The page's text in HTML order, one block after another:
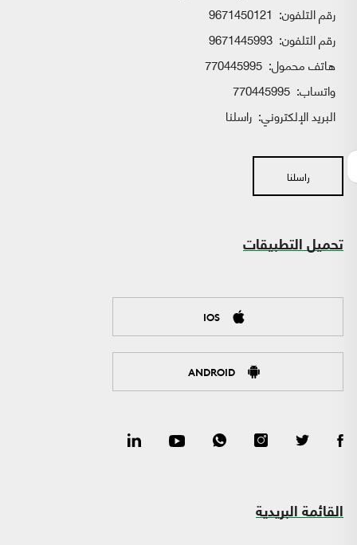
رقم التلفون: 9671450121
رقم التلفون: 9671445993
هاتف محمول: 770445995
واتساب:
البريد الإلكتروني: راسلنا
راسلنا
تحميل التطبيقات
IOS
ANDROID
القائمة البريدية